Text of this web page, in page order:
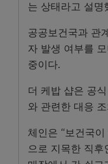
는 상태라고 설명
공공보건국과 관
자 발생 여부를
중이다.
더 케밥 샵은 공
와 관련한 대응
체인은 “보건국
으로 지목한 직후